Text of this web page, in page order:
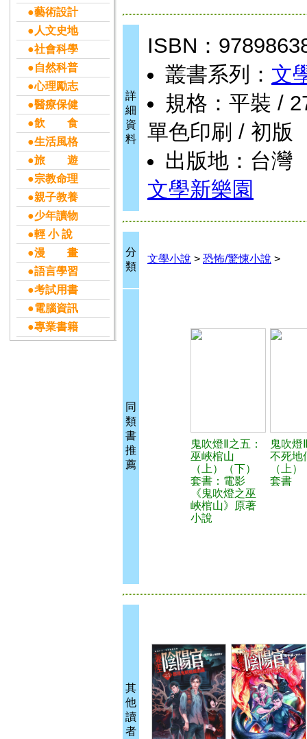
●藝術設計
●人文史地
●社會科學
●自然科普
●心理勵志
●醫療保健
●飲 食
●生活風格
●旅 遊
●宗教命理
●親子教養
●少年讀物
●輕 小 說
●漫 畫
●語言學習
●考試用書
●電腦資訊
●專業書籍
詳
細
資
料
ISBN：
叢書系列： 文
規格：平裝 /
單色印刷 / 初版
出版地：台灣
文學新樂園
分
類
文學小說 > 恐怖/驚悚小說 >
同
類
書
推
薦
鬼吹燈Ⅱ之五：
巫峽棺山
（上）（下）
套書：電影
《鬼吹燈之巫
峽棺山》原著
小說
鬼吹燈
不死地
（上
套書
其
他
讀
者